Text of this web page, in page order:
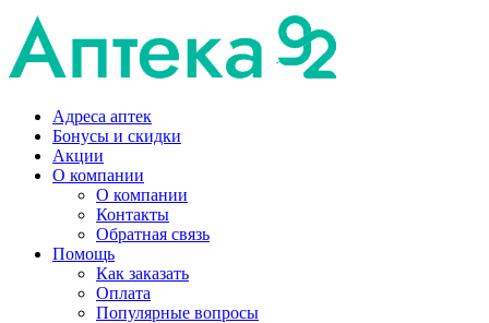
Адреса аптек
Бонусы и скидки
Акции
О компании
О компании
Контакты
Обратная связь
Помощь
Как заказать
Оплата
Популярные вопросы